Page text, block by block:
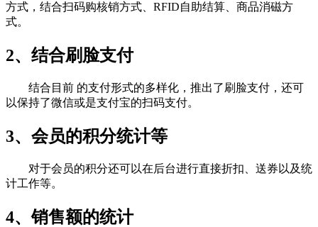
方式，结合扫码购核销方式、RFID自助结算、商品消磁方
式。
2、结合刷脸支付
结合目前 的支付形式的多样化，推出了刷脸支付，还可
以保持了微信或是支付宝的扫码支付。
3、会员的积分统计等
对于会员的积分还可以在后台进行直接折扣、送券以及统
计工作等。
4、销售额的统计